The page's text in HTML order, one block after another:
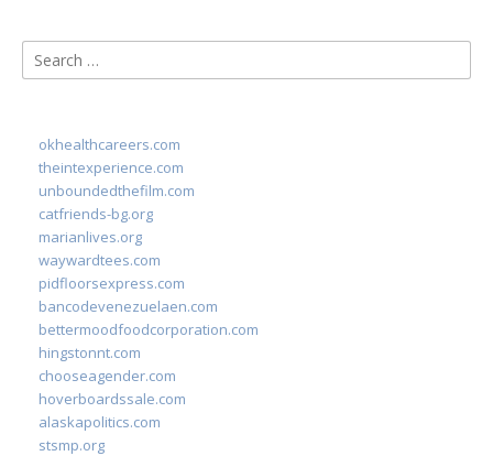
Search
for:
okhealthcareers.com
theintexperience.com
unboundedthefilm.com
catfriends-bg.org
marianlives.org
waywardtees.com
pidfloorsexpress.com
bancodevenezuelaen.com
bettermoodfoodcorporation.com
hingstonnt.com
chooseagender.com
hoverboardssale.com
alaskapolitics.com
stsmp.org